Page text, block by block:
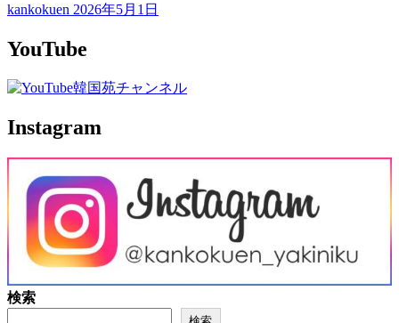
kankokuen 2026年5月1日
YouTube
Instagram
検索